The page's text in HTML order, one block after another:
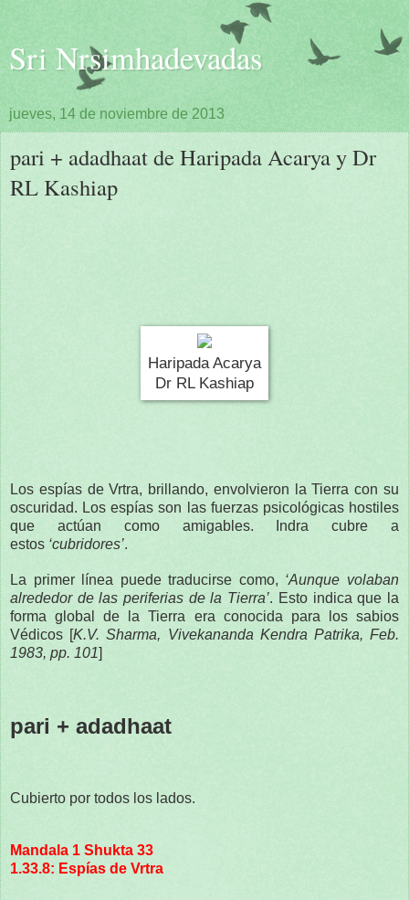
Sri Nrsimhadevadas
jueves, 14 de noviembre de 2013
pari + adadhaat de Haripada Acarya y Dr
RL Kashiap
Haripada Acarya
Dr RL Kashiap
Los espías de Vrtra, brillando, envolvieron la Tierra con su
oscuridad. Los espías son las fuerzas psicológicas hostiles
que actúan como amigables. Indra cubre a
estos ‘cubridores’.
La primer línea puede traducirse como, ‘Aunque volaban
alrededor de las periferias de la Tierra’. Esto indica que la
forma global de la Tierra era conocida para los sabios
Védicos [K.V. Sharma, Vivekananda Kendra Patrika, Feb.
1983, pp. 101]
pari + adadhaat
Cubierto por todos los lados.
Mandala 1 Shukta 33
1.33.8: Espías de Vrtra